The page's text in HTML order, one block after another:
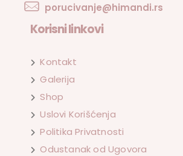
porucivanje@himandi.rs
Korisni linkovi
Kontakt
Galerija
Shop
Uslovi Korišćenja
Politika Privatnosti
Odustanak od Ugovora